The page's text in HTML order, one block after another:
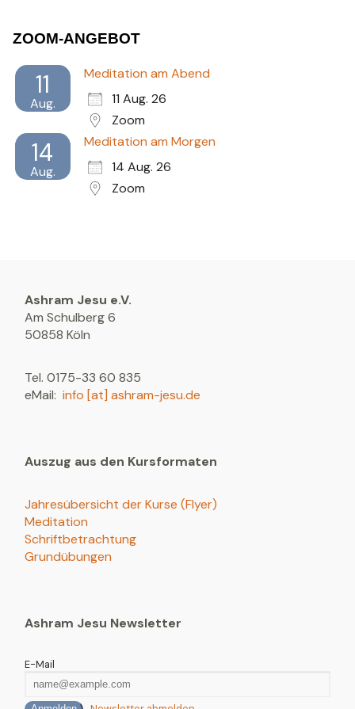
ZOOM-ANGEBOT
11
Aug.
Meditation am Abend
11 Aug. 26
Zoom
14
Aug.
Meditation am Morgen
14 Aug. 26
Zoom
Ashram Jesu e.V.
Am Schulberg 6
50858 Köln
Tel. 0175-33 60 835
eMail: info [at] ashram-jesu.de
Auszug aus den Kursformaten
Jahresübersicht der Kurse (Flyer)
Meditation
Schriftbetrachtung
Grundübungen
Ashram Jesu Newsletter
E-Mail